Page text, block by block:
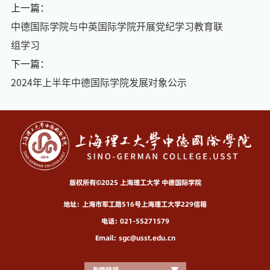
上一篇：
中德国际学院与中英国际学院开展党纪学习教育联
组学习
下一篇：
2024年上半年中德国际学院发展对象公示
版权所有©2025 上海理工大学 中德国际学院
地址：上海市军工路516号上海理工大学229信箱
电话：021-55271579
Email：sgc@usst.edu.cn